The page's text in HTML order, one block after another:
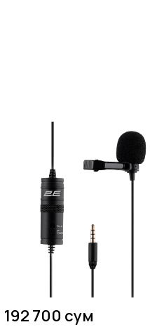
192 700 сум